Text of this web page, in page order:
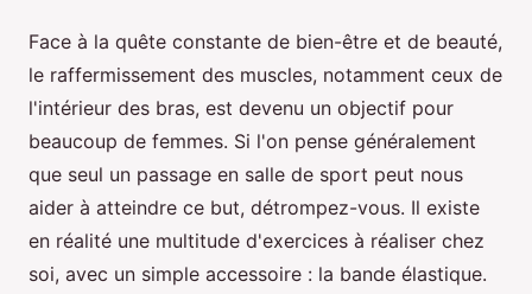
Face à la quête constante de bien-être et de beauté,
le raffermissement des muscles, notamment ceux de
l'intérieur des bras, est devenu un objectif pour
beaucoup de femmes. Si l'on pense généralement
que seul un passage en salle de sport peut nous
aider à atteindre ce but, détrompez-vous. Il existe
en réalité une multitude d'exercices à réaliser chez
soi, avec un simple accessoire : la bande élastique.